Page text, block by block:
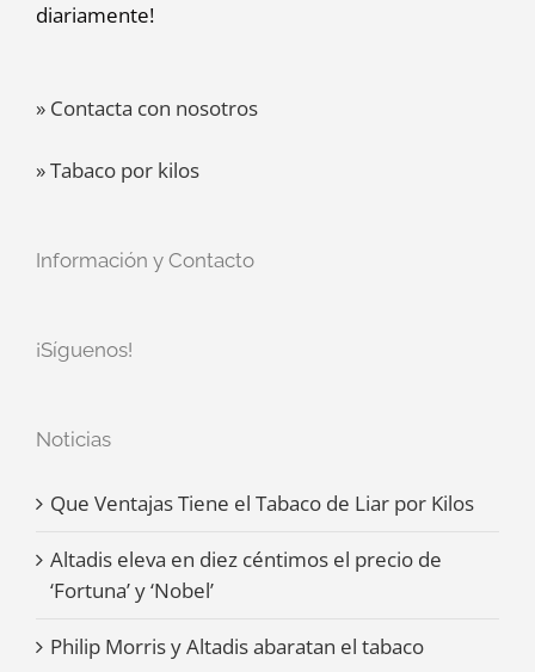
diariamente!
» Contacta con nosotros
» Tabaco por kilos
Información y Contacto
¡Síguenos!
Noticias
Que Ventajas Tiene el Tabaco de Liar por Kilos
Altadis eleva en diez céntimos el precio de
‘Fortuna’ y ‘Nobel’
Philip Morris y Altadis abaratan el tabaco